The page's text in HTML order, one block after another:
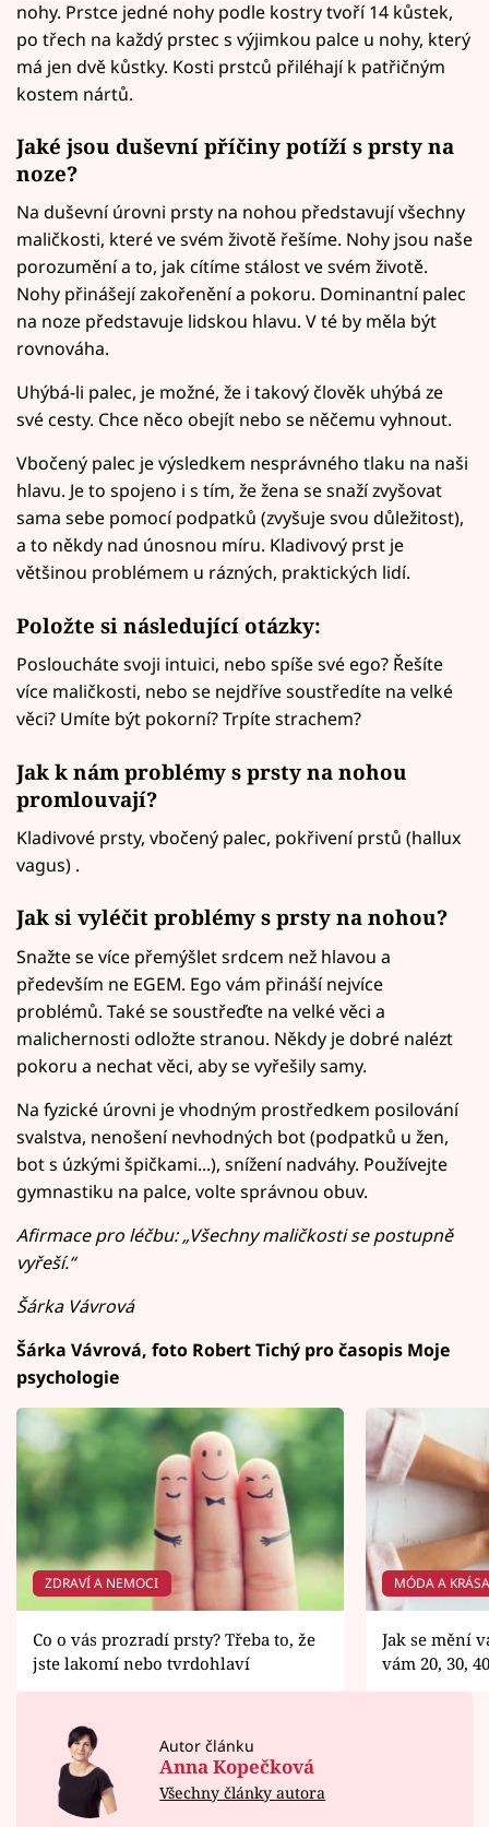
nohy. Prstce jedné nohy podle kostry tvoří 14 kůstek,
po třech na každý prstec s výjimkou palce u nohy, který
má jen dvě kůstky. Kosti prstců přiléhají k patřičným
kostem nártů.
Jaké jsou duševní příčiny potíží s prsty na
noze?
Na duševní úrovni prsty na nohou představují všechny
maličkosti, které ve svém životě řešíme. Nohy jsou naše
porozumění a to, jak cítíme stálost ve svém životě.
Nohy přinášejí zakořenění a pokoru. Dominantní palec
na noze představuje lidskou hlavu. V té by měla být
rovnováha.
Uhýbá-li palec, je možné, že i takový člověk uhýbá ze
své cesty. Chce něco obejít nebo se něčemu vyhnout.
Vbočený palec je výsledkem nesprávného tlaku na naši
hlavu. Je to spojeno i s tím, že žena se snaží zvyšovat
sama sebe pomocí podpatků (zvyšuje svou důležitost),
a to někdy nad únosnou míru. Kladivový prst je
většinou problémem u rázných, praktických lidí.
Položte si následující otázky:
Posloucháte svoji intuici, nebo spíše své ego? Řešíte
více maličkosti, nebo se nejdříve soustředíte na velké
věci? Umíte být pokorní? Trpíte strachem?
Jak k nám problémy s prsty na nohou
promlouvají?
Kladivové prsty, vbočený palec, pokřivení prstů (hallux
vagus) .
Jak si vyléčit problémy s prsty na nohou?
Snažte se více přemýšlet srdcem než hlavou a
především ne EGEM. Ego vám přináší nejvíce
problémů. Také se soustřeďte na velké věci a
malichernosti odložte stranou. Někdy je dobré nalézt
pokoru a nechat věci, aby se vyřešily samy.
Na fyzické úrovni je vhodným prostředkem posilování
svalstva, nenošení nevhodných bot (podpatků u žen,
bot s úzkými špičkami...), snížení nadváhy. Používejte
gymnastiku na palce, volte správnou obuv.
Afirmace pro léčbu: „Všechny maličkosti se postupně
vyřeší.“
Šárka Vávrová
Šárka Vávrová, foto Robert Tichý pro časopis Moje
psychologie
ZDRAVÍ A NEMOCI
Co o vás prozradí prsty? Třeba to, že
jste lakomí nebo tvrdohlaví
MÓDA A
Jak se mění
vám 20, 30,
Autor článku
Anna Kopečková
Všechny články autora